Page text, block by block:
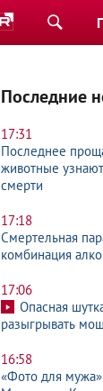
Последние
17:31
Последнее
животные
смерти
17:18
Смертельная
комбинация
17:06
Опасная
разыгрывать
16:58
«Фото для